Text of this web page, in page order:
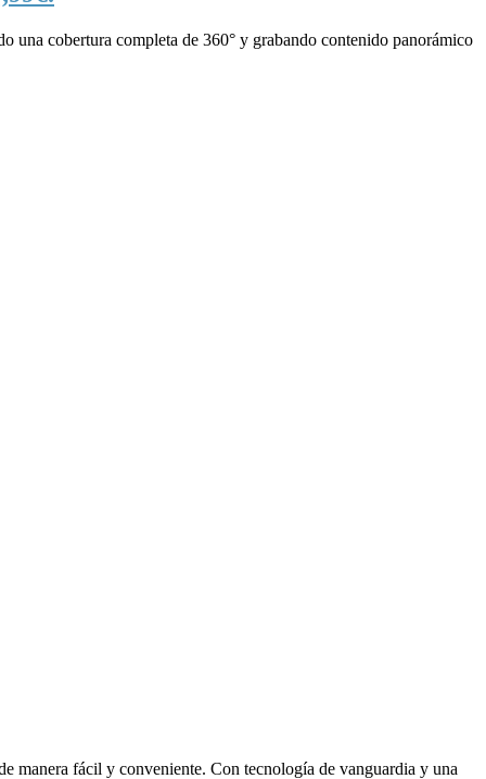
una cobertura completa de 360° y grabando contenido panorámico
manera fácil y conveniente. Con tecnología de vanguardia y una